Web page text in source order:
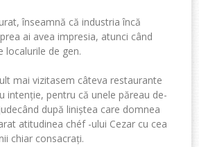
înseamnă că industria încă
ai avea impresia, atunci când
localurile de gen.
mai vizitasem câteva restaurante
intenție, pentru că unele păreau de-
după liniștea care domnea
atitudinea chéf -ului Cezar cu cea
chiar consacrați.